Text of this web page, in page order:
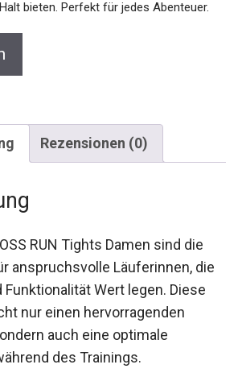
Rezensionen (0)
RUN Tights Damen sind die
anspruchsvolle Läuferinnen,
Funktionalität Wert legen.
nicht nur einen
sondern auch eine
während des Trainings.